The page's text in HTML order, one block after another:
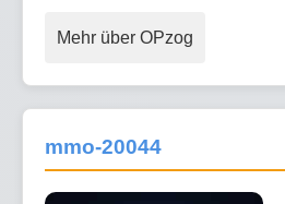
Mehr über OPzog
mmo-20044